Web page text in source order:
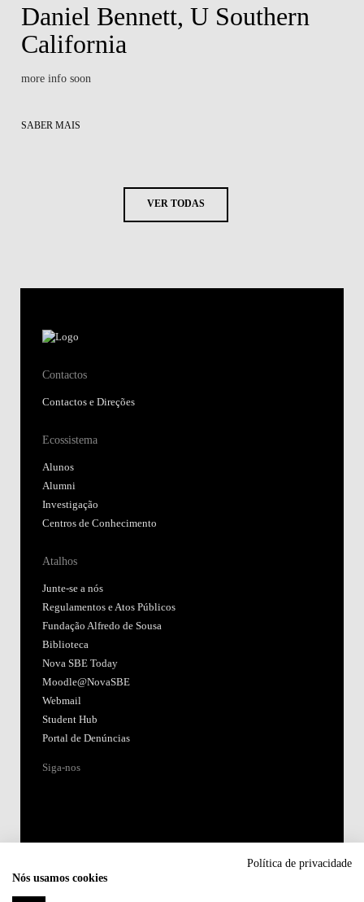
Daniel Bennett, U Southern
California
more info soon
SABER MAIS
VER TODAS
Contactos
Contactos e Direções
Ecossistema
Alunos
Alumni
Investigação
Centros de Conhecimento
Atalhos
Junte-se a nós
Regulamentos e Atos Públicos
Fundação Alfredo de Sousa
Biblioteca
Nova SBE Today
Moodle@NovaSBE
Webmail
Student Hub
Portal de Denúncias
Siga-nos
Política de privacidade
Nós usamos cookies